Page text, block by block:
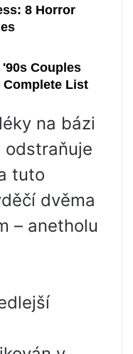
na bázi
odstraňuje
tuto
dvěma
– anetholu